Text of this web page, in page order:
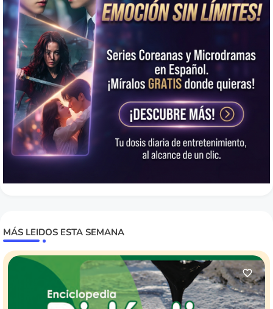
MÁS LEIDOS ESTA SEMANA